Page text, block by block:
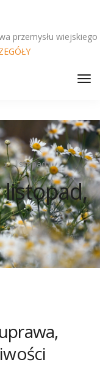
przemysłu wiejskiego
listopad